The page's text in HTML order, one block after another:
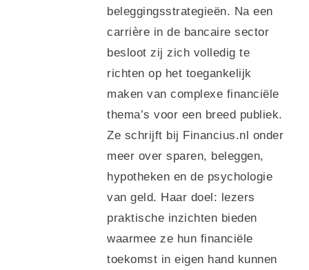
beleggingsstrategieën. Na een
carrière in de bancaire sector
besloot zij zich volledig te
richten op het toegankelijk
maken van complexe financiële
thema’s voor een breed publiek.
Ze schrijft bij Financius.nl onder
meer over sparen, beleggen,
hypotheken en de psychologie
van geld. Haar doel: lezers
praktische inzichten bieden
waarmee ze hun financiële
toekomst in eigen hand kunnen